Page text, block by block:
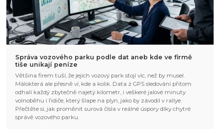
Správa vozového parku podle dat aneb kde ve firmě
tiše unikají peníze
Většina firem tuší, že jejich vozový park stojí víc, než by musel.
Málokterá ale přesně ví, kde a kolik. Data z GPS sledování přitom
odhalí každý zbytečně najetý kilometr, i veškeré jalové minuty
volnoběhu i řidiče, který šlape na plyn, jako by závodil v rallye.
Přečtěte si, jak proměnit surová čísla v reálné úspory díky chytré
správě vozového parku.